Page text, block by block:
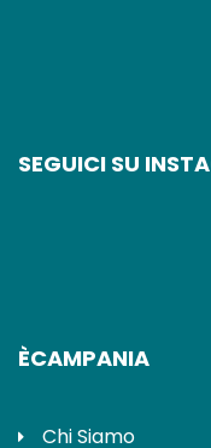
SEGUICI SU
ÈCAMPANIA
Chi Siamo